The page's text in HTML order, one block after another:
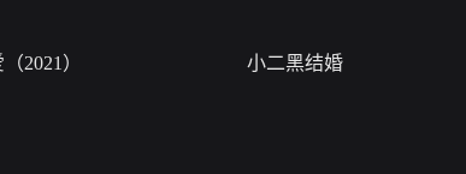
2021） 小二黑结婚